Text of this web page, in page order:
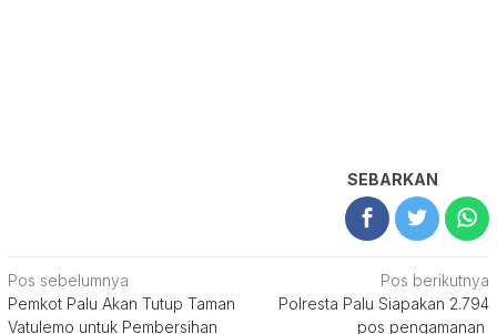
SEBARKAN
Navigasi
pos
Pos sebelumnya
Pemkot Palu Akan Tutup Taman
Vatulemo untuk Pembersihan
Pos berikutnya
Polresta Palu Siapakan 2.794
pos pengamanan